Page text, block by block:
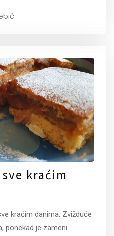
kraćim
kraćim danima. Zvižduće
ponekad je zameni